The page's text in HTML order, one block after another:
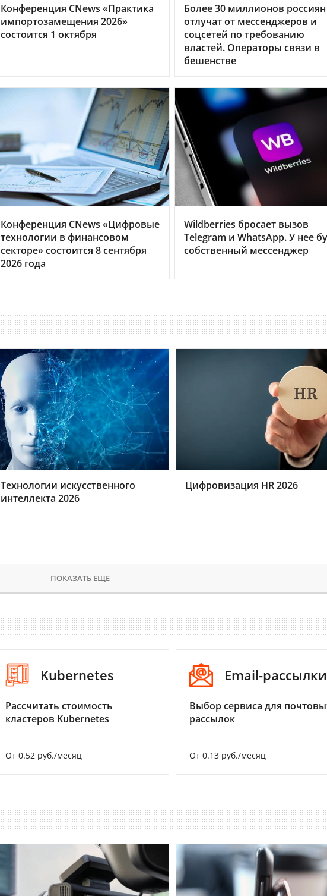
Конференция CNews «Практика
импортозамещения 2026»
состоится 1 октября
Более 30 миллионов россиян
отлучат от мессенджеров и
соцсетей по требованию
властей. Операторы связи в
бешенстве
Конференция CNews «Цифровые
технологии в финансовом
секторе» состоится 8 сентября
2026 года
Wildberries бросает вызов
Telegram и WhatsApp. У нее
собственный мессенджер
Технологии искусственного
интеллекта 2026
Цифровизация HR 2026
ПОКАЗАТЬ ЕЩЕ
Kubernetes
Рассчитать стоимость
кластеров Kubernetes
От 0.52 руб./месяц
Email-рассылки
Выбор сервиса для
рассылок
От 0.13 руб./месяц